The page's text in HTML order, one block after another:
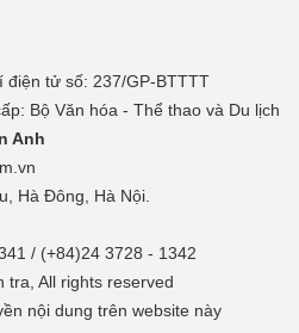
điện tử số: 237/GP-BTTTT
Bộ Văn hóa - Thể thao và Du lịch
Anh
Hà Đông, Hà Nội.
/ (+84)24 3728 - 1342
tra, All rights reserved
nội dung trên website này